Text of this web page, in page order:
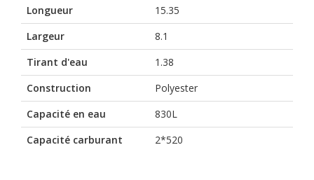
Longueur
15.35
Largeur
8.1
Tirant d'eau
1.38
Construction
Polyester
Capacité en eau
830L
Capacité carburant
2*520